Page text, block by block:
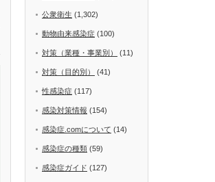
公衆衛生 (1,302)
動物由来感染症 (100)
対策（業種・事業別） (11)
対策（目的別） (41)
性感染症 (117)
感染対策情報 (154)
感染症.comについて (14)
感染症の種類 (59)
感染症ガイド (127)